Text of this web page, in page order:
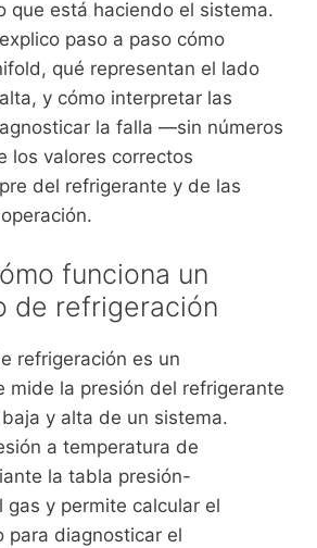
que está haciendo el sistema.
paso a paso cómo
qué representan el lado
y cómo interpretar las
la falla —sin números
los valores correctos
del refrigerante y de las
funciona un
de refrigeración
refrigeración es un
mide la presión del refrigerante
y alta de un sistema.
a temperatura de
la tabla presión-
y permite calcular el
para diagnosticar el